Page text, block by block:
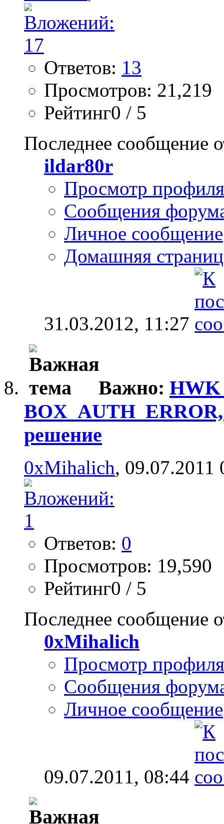
Ответов: 13
Просмотров: 21,219
Рейтинг0 / 5
Последнее сообщение
ildar80r
Просмотр профиля
Сообщения
Личное сообщение
Домашняя
31.03.2012, 11:27
Важно:
решение
0xMihalich, 09.07.2011
Ответов: 0
Просмотров: 19,590
Рейтинг0 / 5
Последнее сообщение
0xMihalich
Просмотр профиля
Сообщения
Личное сообщение
09.07.2011, 08:44